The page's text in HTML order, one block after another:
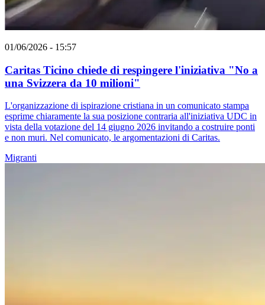
01/06/2026 - 15:57
Caritas Ticino chiede di respingere l'iniziativa "No a
una Svizzera da 10 milioni"
L'organizzazione di ispirazione cristiana in un comunicato stampa
esprime chiaramente la sua posizione contraria all'iniziativa UDC in
vista della votazione del 14 giugno 2026 invitando a costruire ponti
e non muri. Nel comunicato, le argomentazioni di Caritas.
Migranti